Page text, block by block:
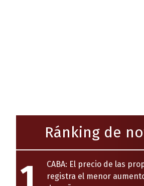
Ránking de
1
CABA: El precio de las
registra el menor